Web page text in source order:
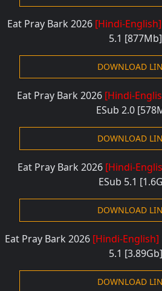
Eat Pray Bark 2026 [Hindi-English]
5.1 [877Mb]
DOWNLOAD
Eat Pray Bark 2026 [Hindi-
ESub 2.0
DOWNLOAD
Eat Pray Bark 2026 [Hindi-
ESub 5.1 [1.6G
DOWNLOAD
Eat Pray Bark 2026 [Hindi-English]
5.1 [3.89Gb]
DOWNLOAD